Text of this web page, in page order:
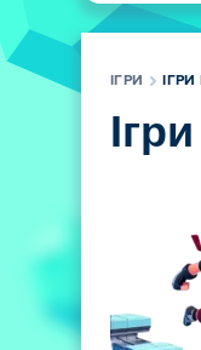
ІГРИ